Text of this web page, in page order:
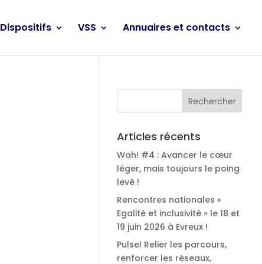
Dispositifs VSS Annuaires et contacts
Articles récents
Wah! #4 : Avancer le cœur
léger, mais toujours le poing
levé !
Rencontres nationales «
Egalité et inclusivité » le 18 et
19 juin 2026 à Evreux !
Pulse! Relier les parcours,
renforcer les réseaux,